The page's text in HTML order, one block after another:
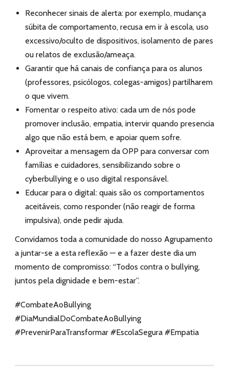
Reconhecer sinais de alerta: por exemplo, mudança
súbita de comportamento, recusa em ir à escola, uso
excessivo/oculto de dispositivos, isolamento de pares
ou relatos de exclusão/ameaça.
Garantir que há canais de confiança para os alunos
(professores, psicólogos, colegas-amigos) partilharem
o que vivem.
Fomentar o respeito ativo: cada um de nós pode
promover inclusão, empatia, intervir quando presencia
algo que não está bem, e apoiar quem sofre.
Aproveitar a mensagem da OPP para conversar com
famílias e cuidadores, sensibilizando sobre o
cyberbullying e o uso digital responsável.
Educar para o digital: quais são os comportamentos
aceitáveis, como responder (não reagir de forma
impulsiva), onde pedir ajuda.
Convidamos toda a comunidade do nosso Agrupamento
a juntar-se a esta reflexão — e a fazer deste dia um
momento de compromisso: “Todos contra o bullying,
juntos pela dignidade e bem-estar”.
#CombateAoBullying
#DiaMundialDoCombateAoBullying
#PrevenirParaTransformar #EscolaSegura #Empatia